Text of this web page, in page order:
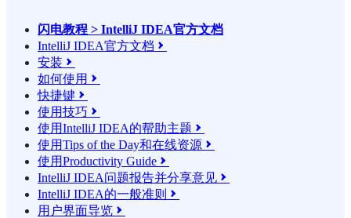
闪电教程 > IntelliJ IDEA官方文档
IntelliJ IDEA官方文档 
安装 
如何使用 
快捷键 
使用技巧 
使用IntelliJ IDEA的帮助主题 
使用Tips of the Day和在线资源 
使用Productivity Guide 
IntelliJ IDEA问题报告并分享意见 
IntelliJ IDEA的一般准则 
用户界面导览 